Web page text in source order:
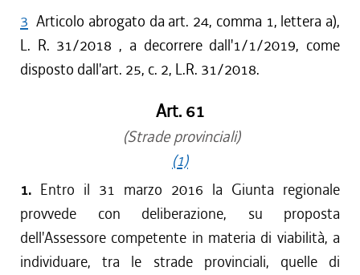
3 Articolo abrogato da art. 24, comma 1, lettera a),
L. R. 31/2018 , a decorrere dall'1/1/2019, come
disposto dall'art. 25, c. 2, L.R. 31/2018.
Art. 61
(Strade provinciali)
(1)
1. Entro il 31 marzo 2016 la Giunta regionale
provvede con deliberazione, su proposta
dell'Assessore competente in materia di viabilità, a
individuare, tra le strade provinciali, quelle di